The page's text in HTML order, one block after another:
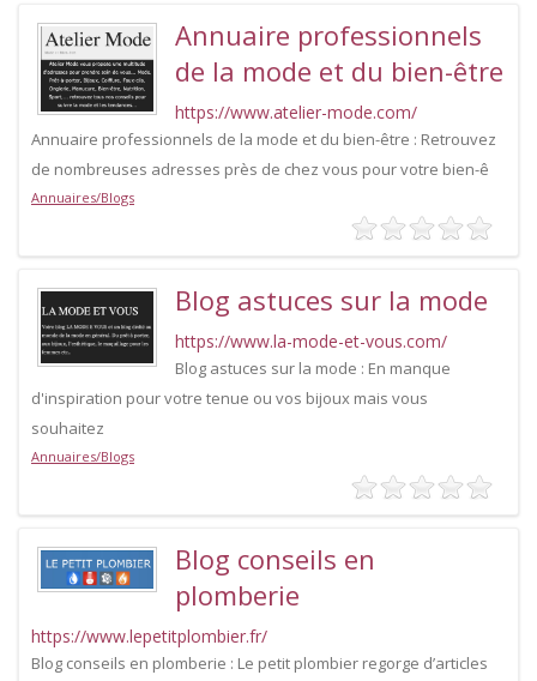
Annuaire professionnels
de la mode et du bien-être
https://www.atelier-mode.com/
Annuaire professionnels de la mode et du bien-être : Retrouvez
de nombreuses adresses près de chez vous pour votre bien-ê
Annuaires/Blogs
Blog astuces sur la mode
https://www.la-mode-et-vous.com/
Blog astuces sur la mode : En manque
d'inspiration pour votre tenue ou vos bijoux mais vous
souhaitez
Annuaires/Blogs
Blog conseils en
plomberie
https://www.lepetitplombier.fr/
Blog conseils en plomberie : Le petit plombier regorge d’articles